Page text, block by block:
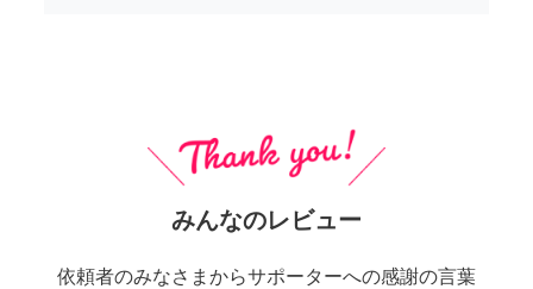
みんなのレビュー
依頼者のみなさまからサポーターへの感謝の言葉